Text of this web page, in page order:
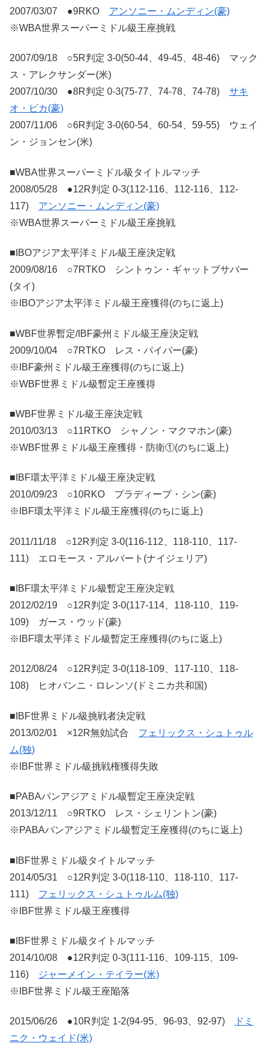
2007/03/07 ●9RKO アンソニー・ムンディン(豪)
※WBA世界スーパーミドル級王座挑戦
2007/09/18 ○5R判定 3-0(50-44、49-45、48-46) マック
ス・アレクサンダー(米)
2007/10/30 ●8R判定 0-3(75-77、74-78、74-78) サキ
オ・ビカ(豪)
2007/11/06 ○6R判定 3-0(60-54、60-54、59-55) ウェイ
ン・ジョンセン(米)
■WBA世界スーパーミドル級タイトルマッチ
2008/05/28 ●12R判定 0-3(112-116、112-116、112-
117) アンソニー・ムンディン(豪)
※WBA世界スーパーミドル級王座挑戦
■IBOアジア太平洋ミドル級王座決定戦
2009/08/16 ○7RTKO シントゥン・ギャットブサバー
(タイ)
※IBOアジア太平洋ミドル級王座獲得(のちに返上)
■WBF世界暫定/IBF豪州ミドル級王座決定戦
2009/10/04 ○7RTKO レス・パイパー(豪)
※IBF豪州ミドル級王座獲得(のちに返上)
※WBF世界ミドル級暫定王座獲得
■WBF世界ミドル級王座決定戦
2010/03/13 ○11RTKO シャノン・マクマホン(豪)
※WBF世界ミドル級王座獲得・防衛①(のちに返上)
■IBF環太平洋ミドル級王座決定戦
2010/09/23 ○10RKO プラディープ・シン(豪)
※IBF環太平洋ミドル級王座獲得(のちに返上)
2011/11/18 ○12R判定 3-0(116-112、118-110、117-
111) エロモース・アルバート(ナイジェリア)
■IBF環太平洋ミドル級暫定王座決定戦
2012/02/19 ○12R判定 3-0(117-114、118-110、119-
109) ガース・ウッド(豪)
※IBF環太平洋ミドル級暫定王座獲得(のちに返上)
2012/08/24 ○12R判定 3-0(118-109、117-110、118-
108) ヒオバンニ・ロレンソ(ドミニカ共和国)
■IBF世界ミドル級挑戦者決定戦
2013/02/01 ×12R無効試合 フェリックス・シュトゥル
ム(独)
※IBF世界ミドル級挑戦権獲得失敗
■PABAパンアジアミドル級暫定王座決定戦
2013/12/11 ○9RTKO レス・シェリントン(豪)
※PABAパンアジアミドル級暫定王座獲得(のちに返上)
■IBF世界ミドル級タイトルマッチ
2014/05/31 ○12R判定 3-0(118-110、118-110、117-
111) フェリックス・シュトゥルム(独)
※IBF世界ミドル級王座獲得
■IBF世界ミドル級タイトルマッチ
2014/10/08 ●12R判定 0-3(111-116、109-115、109-
116)
ジャーメイン・テイラー(米)
※IBF世界ミドル級王座陥落
2015/06/26 ●10R判定 1-2(94-95、96-93、92-97)
ドミ
ニク・ウェイド(米)